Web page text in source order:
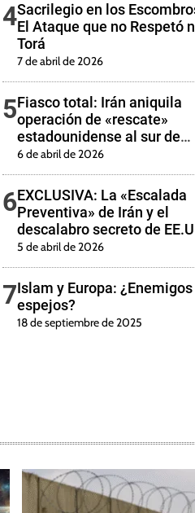
4Sacrilegio en los
El Ataque que no Respetó
Torá
7 de abril de 2026
5Fiasco total: Irán aniquila
operación de «rescate»
estadounidense al sur de
Isfahán
6 de abril de 2026
6EXCLUSIVA: La «Escalada
Preventiva» de Irán y el
descalabro secreto de
en Isfahán
5 de abril de 2026
7Islam y Europa: ¿Enemigos
espejos?
18 de septiembre de 2025